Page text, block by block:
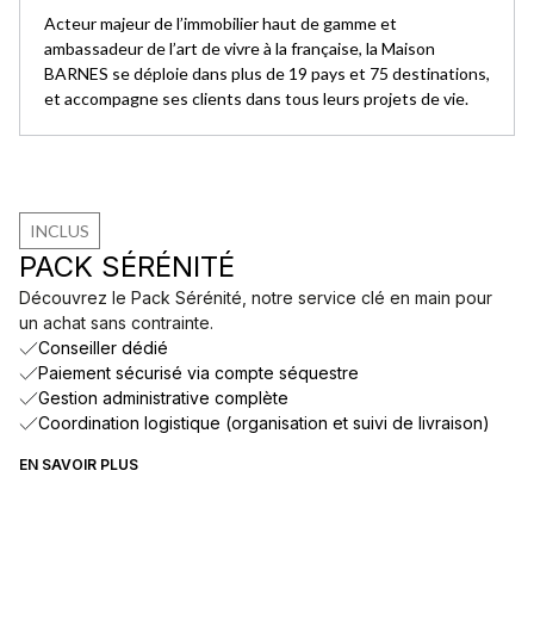
Acteur majeur de l’immobilier haut de gamme et
ambassadeur de l’art de vivre à la française, la Maison
BARNES se déploie dans plus de 19 pays et 75 destinations,
et accompagne ses clients dans tous leurs projets de vie.
INCLUS
PACK SÉRÉNITÉ
Découvrez le Pack Sérénité, notre service clé en main pour
un achat sans contrainte.
Conseiller dédié
Paiement sécurisé via compte séquestre
Gestion administrative complète
Coordination logistique (organisation et suivi de livraison)
EN SAVOIR PLUS